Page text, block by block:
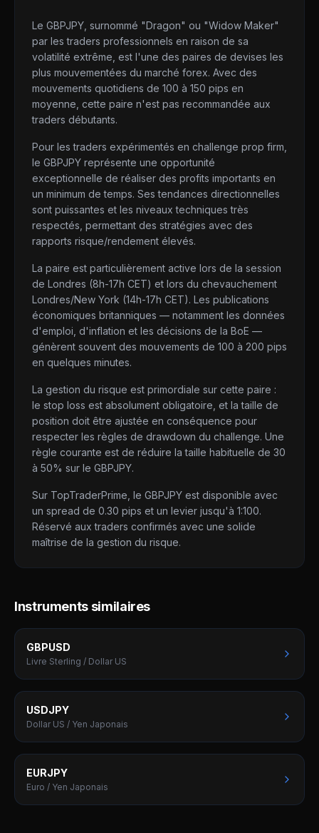
Le GBPJPY, surnommé "Dragon" ou "Widow Maker"
par les traders professionnels en raison de sa
volatilité extrême, est l'une des paires de devises les
plus mouvementées du marché forex. Avec des
mouvements quotidiens de 100 à 150 pips en
moyenne, cette paire n'est pas recommandée aux
traders débutants.
Pour les traders expérimentés en challenge prop firm,
le GBPJPY représente une opportunité
exceptionnelle de réaliser des profits importants en
un minimum de temps. Ses tendances directionnelles
sont puissantes et les niveaux techniques très
respectés, permettant des stratégies avec des
rapports risque/rendement élevés.
La paire est particulièrement active lors de la session
de Londres (8h-17h CET) et lors du chevauchement
Londres/New York (14h-17h CET). Les publications
économiques britanniques — notamment les données
d'emploi, d'inflation et les décisions de la BoE —
génèrent souvent des mouvements de 100 à 200 pips
en quelques minutes.
La gestion du risque est primordiale sur cette paire :
le stop loss est absolument obligatoire, et la taille de
position doit être ajustée en conséquence pour
respecter les règles de drawdown du challenge. Une
règle courante est de réduire la taille habituelle de 30
à 50% sur le GBPJPY.
Sur TopTraderPrime, le GBPJPY est disponible avec
un spread de 0.30 pips et un levier jusqu'à 1:100.
Réservé aux traders confirmés avec une solide
maîtrise de la gestion du risque.
Instruments similaires
GBPUSD
Livre Sterling / Dollar US
USDJPY
Dollar US / Yen Japonais
EURJPY
Euro / Yen Japonais